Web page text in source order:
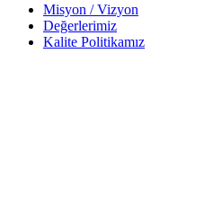
Misyon / Vizyon
Değerlerimiz
Kalite Politikamız